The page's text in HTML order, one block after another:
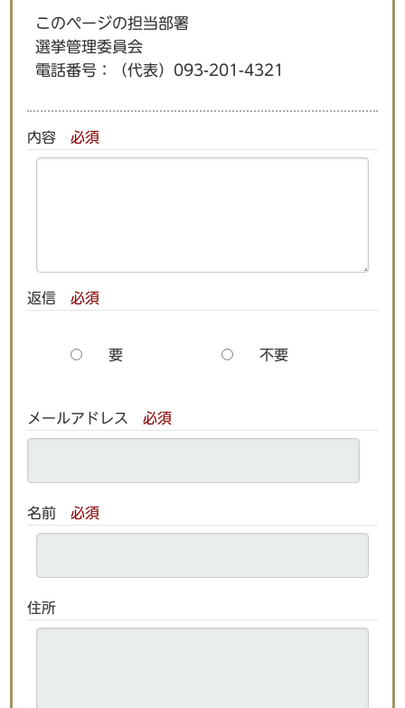
このページの担当部署
選挙管理委員会
電話番号：
（代表）093-201-4321
内容 必須
返信 必須
要 不要
メールアドレス 必須
名前 必須
住所